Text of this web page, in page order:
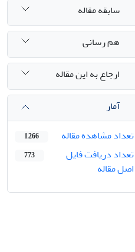
سابقه مقاله
هم رسانی
ارجاع به این مقاله
آمار
تعداد مشاهده مقاله
1,266
تعداد دریافت فایل
اصل مقاله
773